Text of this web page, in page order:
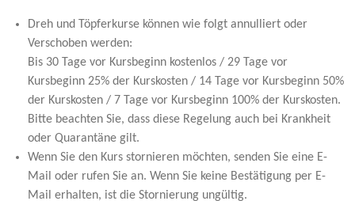
Dreh und Töpferkurse können wie folgt annulliert oder
Verschoben werden:
Bis 30 Tage vor Kursbeginn kostenlos / 29 Tage vor
Kursbeginn 25% der Kurskosten / 14 Tage vor Kursbeginn 50%
der Kurskosten / 7 Tage vor Kursbeginn 100% der Kurskosten.
Bitte beachten Sie, dass diese Regelung auch bei Krankheit
oder Quarantäne gilt.
Wenn Sie den Kurs stornieren möchten, senden Sie eine E-
Mail oder rufen Sie an. Wenn Sie keine Bestätigung per E-
Mail erhalten, ist die Stornierung ungültig.